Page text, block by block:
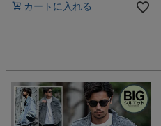
カートに入れる